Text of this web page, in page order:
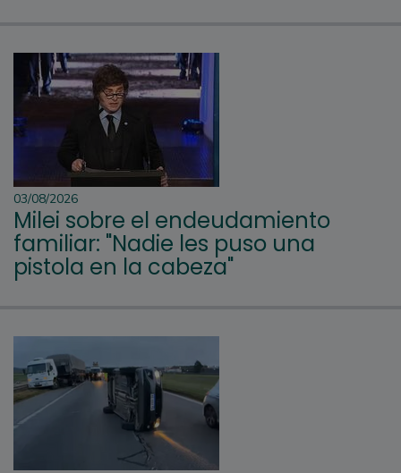
03/08/2026
Milei sobre el endeudamiento
familiar: "Nadie les puso una
pistola en la cabeza"